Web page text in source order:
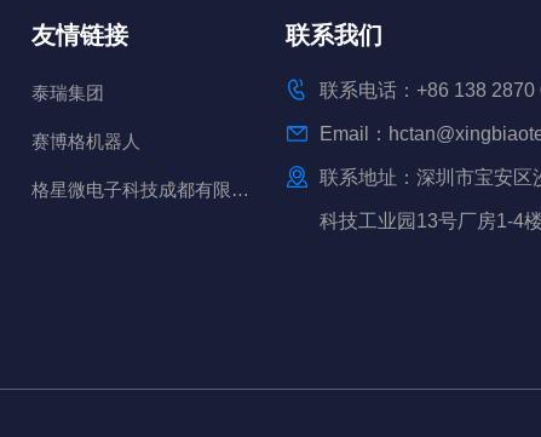
友情链接
泰瑞集团
赛博格机器人
格星微电子科技成都有限公司
联系我们
联系电话：+86 138 2870
Email：
联系地址：深圳市宝安区
科技工业园13号厂房1-4楼